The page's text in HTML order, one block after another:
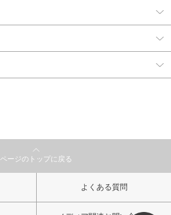
ページのトップに戻る
よくある質問